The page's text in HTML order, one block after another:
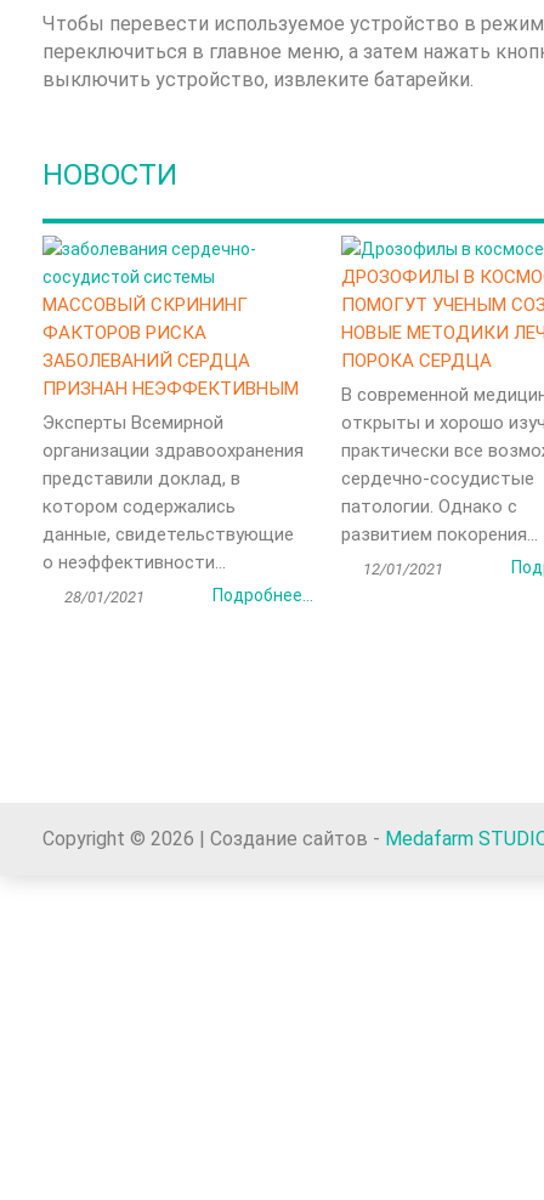
Чтобы перевести используемое устройство в
переключиться в главное меню, а затем нажать
выключить устройство, извлеките батарейки.
НОВОСТИ
МАССОВЫЙ СКРИНИНГ
ФАКТОРОВ РИСКА
ЗАБОЛЕВАНИЙ СЕРДЦА
ПРИЗНАН НЕЭФФЕКТИВНЫМ
Эксперты Всемирной
организации здравоохранения
представили доклад, в
котором содержались
данные, свидетельствующие
о неэффективности...
28/01/2021 Подробнее...
ДРОЗОФИЛЫ В
ПОМОГУТ УЧЕНЫМ
НОВЫЕ МЕТОДИКИ
ПОРОКА СЕРДЦА
В современной
открыты и хорошо
практически все
сердечно-сосудистые
патологии. Однако с
развитием покорения...
12/01/2021
Copyright © 2026 | Создание сайтов - Medafarm